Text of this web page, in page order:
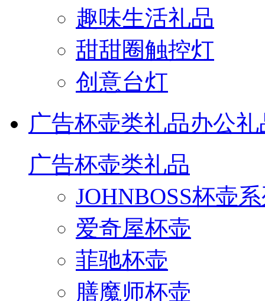
趣味生活礼品
甜甜圈触控灯
创意台灯
广告杯壶类礼品办公礼
广告杯壶类礼品
JOHNBOSS杯壶
爱奇屋杯壶
菲驰杯壶
膳魔师杯壶